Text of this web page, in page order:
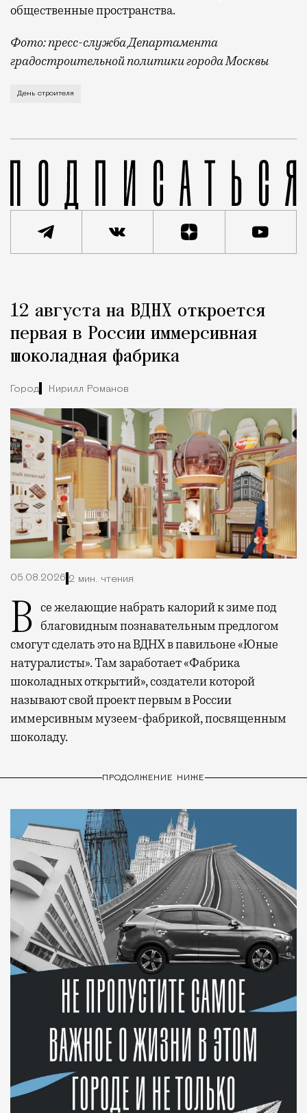
общественные пространства.
Фото: пресс-служба Департамента
градостроительной политики города Москвы
В этом году профессиональный праздник День
День строителя
Город
12 августа на ВДНХ откроется
первая в России иммерсивная
шоколадная фабрика
Город Кирилл Романов
05.08.2026 2 мин. чтения
Все желающие набрать калорий к зиме под благовидным познавательным предлогом
смогут сделать это на ВДНХ в павильоне «Юные
натуралисты». Там заработает «Фабрика
шоколадных открытий», создатели которой
называют свой проект первым в России
иммерсивным музеем-фабрикой, посвященным
шоколаду.
ПРОДОЛЖЕНИЕ НИЖЕ